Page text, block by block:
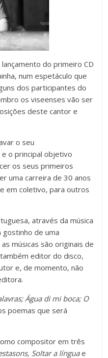
do primeiro CD
num espetáculo que
dos participantes do
os viseenses vão ser
deste cantor e
o seu
o principal objetivo
os seus primeiros
uma carreira de 30 anos
em coletivo, para outros
através da música
de uma
músicas são originais de
editor do disco,
e, de momento, não
Água di mi boca; O
poemas que será
compositor em três
Soltar a línguae